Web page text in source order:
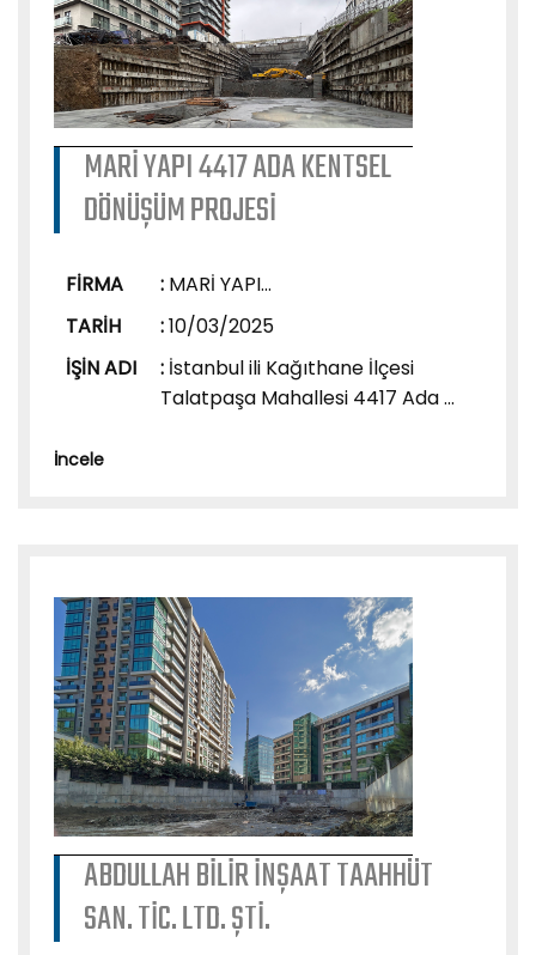
MARİ YAPI 4417 ADA KENTSEL
DÖNÜŞÜM PROJESİ
FİRMA : MARİ YAPI...
TARİH
:10/03/2025
İŞİN ADI
: İstanbul ili Kağıthane İlçesi
Talatpaşa Mahallesi 4417 Ada ...
İncele
ABDULLAH BİLİR İNŞAAT TAAHHÜT
SAN. TİC. LTD. ŞTİ.